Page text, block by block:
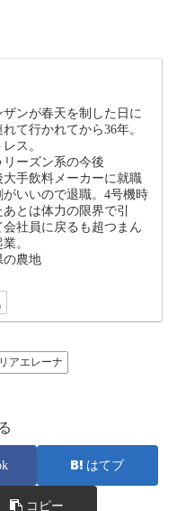
ザンが春天を制した日に
て行かれてから36年。
ス。
リーズン系の今後
大手飲料メーカーに就職
いいので退職。4号機時
とは体力の限界で引
社員に戻るも超つまん
。
の農地
アエレーナ
はてブ
コピー